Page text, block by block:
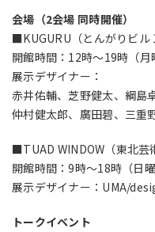
会場（2会場 同時開催）
■KUGURU（とんがりビル
開館時間：12時〜19時（月
展示デザイナー：
赤井佑輔、芝野健太、綱島卓
仲村健太郎、廣田碧、三重
■TUAD WINDOW（東北芸
開館時間：9時〜18時（日曜
展示デザイナー：UMA/
トークイベント